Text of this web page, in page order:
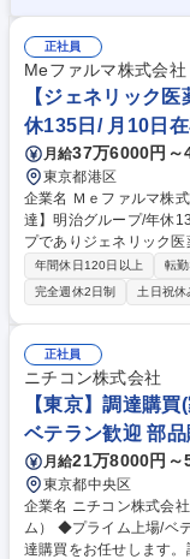
正社員
Meファルマ株式会社
【ジェネリック
休135日/ 月10日
月給37万6000円～
東京都港区
企業名 Ｍｅファルマ株式会社 求人名 【ジェネリック医薬
達】明治グループ/年休135日/ 月10
プでありジェネリック
品の流通政策全般をお
委託製造所、仕向地は日本国内） 【業務内容】■市場
案 ■販売予測に基づく
フォアキャスト提出、
て物流業務委託先との調整 ■製品の
ク医薬品の購買・調達
年間休日120日以上 転勤
完全週休2日制
土日祝休
正社員
ニチコン株式会社
【東京】調達購
ベテラン歓迎 部品
月給21万8000円～
東京都中央区
企業名 ニチコン株式会社 求人名 【東京】調達購買（家庭用蓄電シ
ム） ◆プライム上場/ベテラン歓迎◎ 仕事の内容
達購買をお任せします